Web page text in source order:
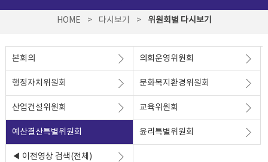
HOME > 다시보기 > 위원회별 다시보기
본회의 의회운영위원회
행정자치위원회 문화복지환경위원회
산업건설위원회 교육위원회
예산결산특별위원회 윤리특별위원회
◀ 이전영상 검색(전체)